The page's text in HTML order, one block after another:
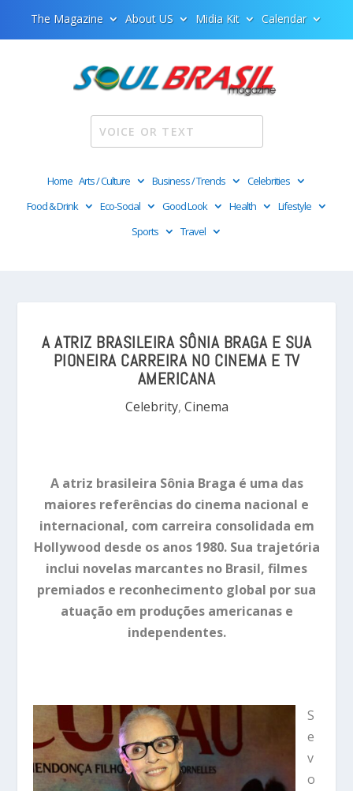
The Magazine About US Midia Kit Calendar
Home Arts / Culture Business / Trends
Celebrities
Food & Drink
Eco-Social Good Look Health
Lifestyle
Sports
Travel
A ATRIZ BRASILEIRA SÔNIA BRAGA E SUA
PIONEIRA CARREIRA NO CINEMA E TV
AMERICANA
Celebrity, Cinema
A atriz brasileira Sônia Braga é uma das
maiores referências do cinema nacional e
internacional, com carreira consolidada em
Hollywood desde os anos 1980. Sua trajetória
inclui novelas marcantes no Brasil, filmes
premiados e reconhecimento global por sua
atuação em produções americanas e
independentes.
S
e
v
o